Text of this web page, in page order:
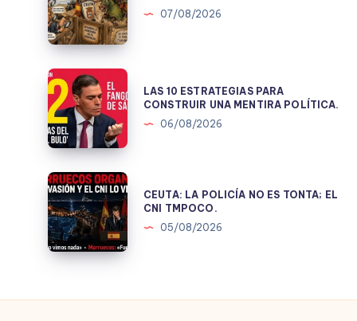
TELA
DE
JUICIO
07/08/2026
LAS
10
ESTRATEGIAS
PARA
CONSTRUIR
UNA
MENTIRA
POLÍTICA.
LAS 10 ESTRATEGIAS PARA
CONSTRUIR UNA MENTIRA POLÍTICA.
06/08/2026
CEUTA:
LA
POLICÍA
NO
ES
EL
CEUTA: LA POLICÍA NO ES TONTA; EL
CNI TMPOCO.
05/08/2026